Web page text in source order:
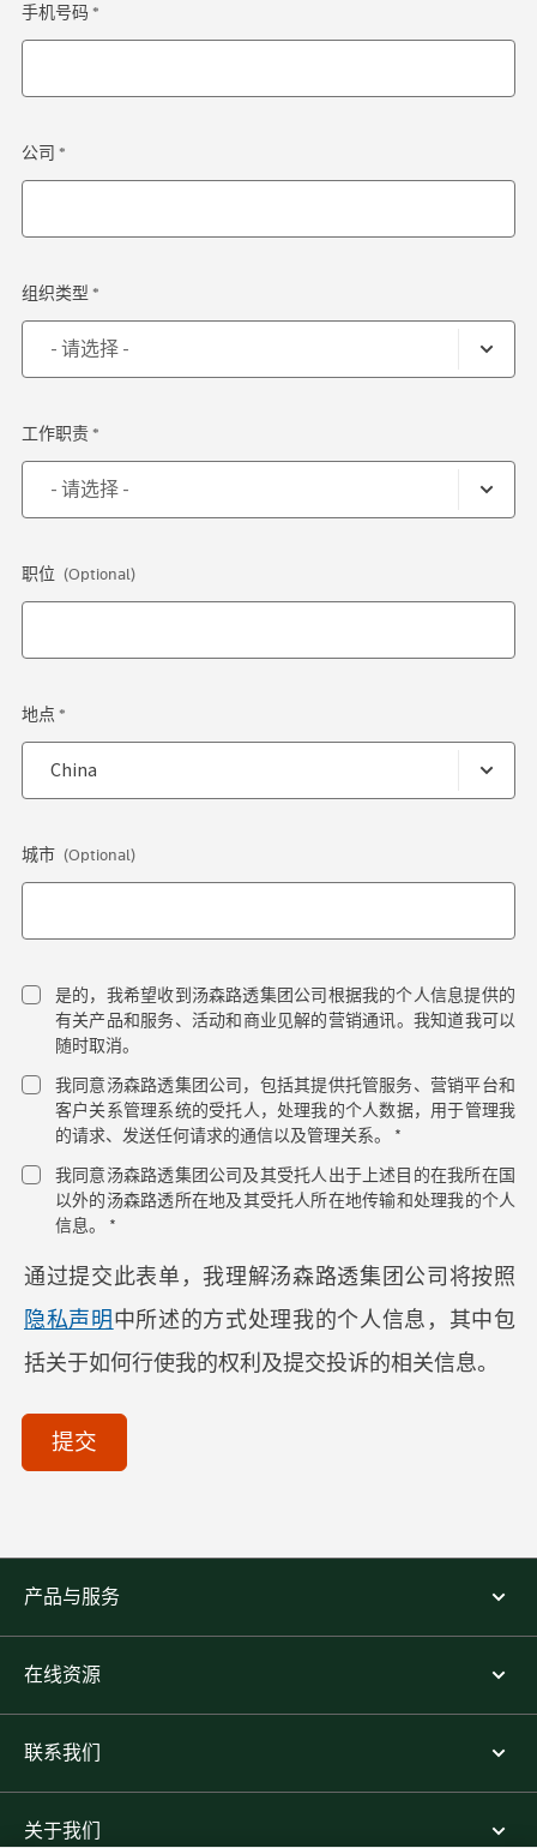
手机号码 *
公司 *
组织类型 *
工作职责 *
职位 (Optional)
地点 *
城市 (Optional)
是的，我希望收到汤森路透集团公司根据我的个人信息提供的
有关产品和服务、活动和商业见解的营销通讯。我知道我可以
随时取消。
我同意汤森路透集团公司，包括其提供托管服务、营销平台和
客户关系管理系统的受托人，处理我的个人数据，用于管理我
的请求、发送任何请求的通信以及管理关系。 *
我同意汤森路透集团公司及其受托人出于上述目的在我所在国
以外的汤森路透所在地及其受托人所在地传输和处理我的个人
信息。 *
通过提交此表单，我理解汤森路透集团公司将按照
隐私声明中所述的方式处理我的个人信息，其中包
括关于如何行使我的权利及提交投诉的相关信息。
提交
产品与服务
在线资源
联系我们
关于我们